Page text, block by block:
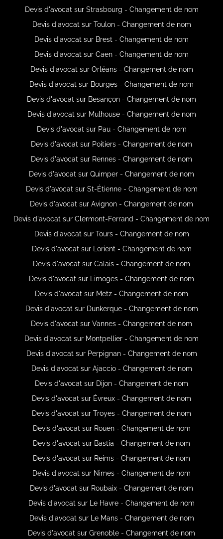
Devis d'avocat sur Strasbourg - Changement de nom
Devis d'avocat sur Toulon - Changement de nom
Devis d'avocat sur Brest - Changement de nom
Devis d'avocat sur Caen - Changement de nom
Devis d'avocat sur Orléans - Changement de nom
Devis d'avocat sur Bourges - Changement de nom
Devis d'avocat sur Besançon - Changement de nom
Devis d'avocat sur Mulhouse - Changement de nom
Devis d'avocat sur Pau - Changement de nom
Devis d'avocat sur Poitiers - Changement de nom
Devis d'avocat sur Rennes - Changement de nom
Devis d'avocat sur Quimper - Changement de nom
Devis d'avocat sur St-Étienne - Changement de nom
Devis d'avocat sur Avignon - Changement de nom
Devis d'avocat sur Clermont-Ferrand - Changement de nom
Devis d'avocat sur Tours - Changement de nom
Devis d'avocat sur Lorient - Changement de nom
Devis d'avocat sur Calais - Changement de nom
Devis d'avocat sur Limoges - Changement de nom
Devis d'avocat sur Metz - Changement de nom
Devis d'avocat sur Dunkerque - Changement de nom
Devis d'avocat sur Vannes - Changement de nom
Devis d'avocat sur Montpellier - Changement de nom
Devis d'avocat sur Perpignan - Changement de nom
Devis d'avocat sur Ajaccio - Changement de nom
Devis d'avocat sur Dijon - Changement de nom
Devis d'avocat sur Évreux - Changement de nom
Devis d'avocat sur Troyes - Changement de nom
Devis d'avocat sur Rouen - Changement de nom
Devis d'avocat sur Bastia - Changement de nom
Devis d'avocat sur Reims - Changement de nom
Devis d'avocat sur Nimes - Changement de nom
Devis d'avocat sur Roubaix - Changement de nom
Devis d'avocat sur Le Havre - Changement de nom
Devis d'avocat sur Le Mans - Changement de nom
Devis d'avocat sur Grenoble - Changement de nom